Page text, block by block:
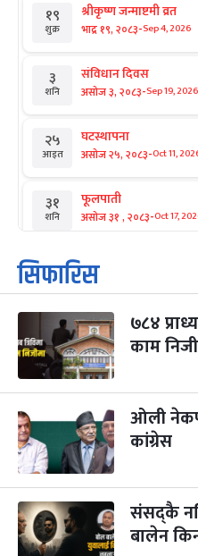
१९
शुक्र
श्रीकृष्ण जन्माष्टमी व्रत
भाद्र १९, २०८३-Sep 4, 2026
३
शनि
संविधान दिवस
असोज ३, २०८३-Sep 19, 2026
२५
आइत
घटस्थापना
असोज २५, २०८३-Oct 11,
३१
शनि
फूलपाती
असोज ३१ , २०८३-Oct 17,
१
आइत
कार्तिक सङ्क्रान्ति
कार्तिक १, २०८३
३
मंगल
महानवमी
कार्तिक ३, २०८३-Oct 20,
४
कार्तिक ४, २०८३ Oct 21, 2026
५
बिहि
पापा‌ङ्कुशा एकादशी व्रत
कार्तिक ५, २०८३
२२
आइत
कुकुर तिहार
कार्तिक २२, २०८३-Nov 8,
सिफारिस
७८४
काम
ओली
कांग्रेस
संसद्कै
बालेन